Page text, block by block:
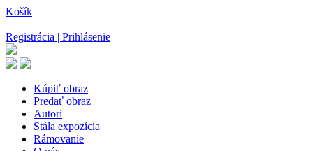
Košík
Registrácia | Prihlásenie
Kúpiť obraz
Predať obraz
Autori
Stála expozícia
Rámovanie